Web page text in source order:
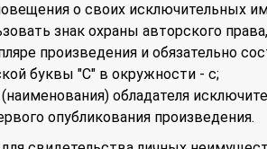
о своих исключительных
знак охраны авторского
произведения и обязательно
буквы "С" в окружности - c;
обладателя
опубликования произведения.